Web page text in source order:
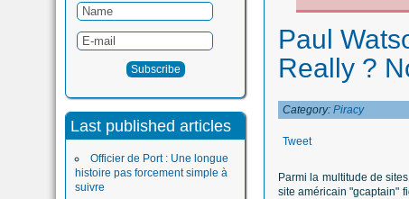
Last published articles
Officier de Port : Une longue
histoire pas forcement simple à
suivre
Paul
Really ?
Category: Piracy
Tweet
Parmi la multitude de
site américain "gcaptain"